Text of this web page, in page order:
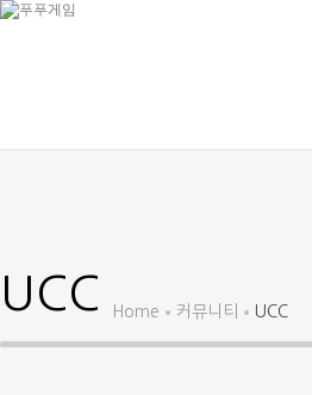
UCC Home 커뮤니티 UCC